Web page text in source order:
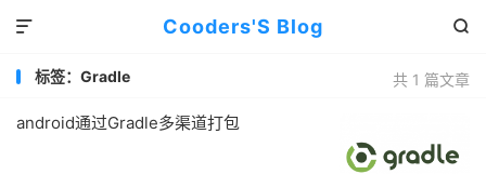
Cooders'S Blog 

共 1 篇文章
标签：Gradle
android通过Gradle多渠道打包